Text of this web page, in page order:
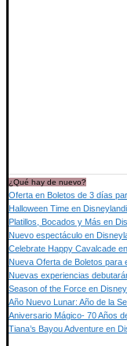
¿Qué hay de nuevo?
Oferta en Boletos de 3 días
Halloween Time en
Platillos, Bocados y Más en
Nuevo espectáculo en
Celebrate Happy Cavalcade
Nueva Oferta de Boletos para
Nuevas experiencias
Season of the Force en
Año Nuevo Lunar: Año de la
Aniversario Mágico- 70 Años
Tiana’s Bayou Adventure en